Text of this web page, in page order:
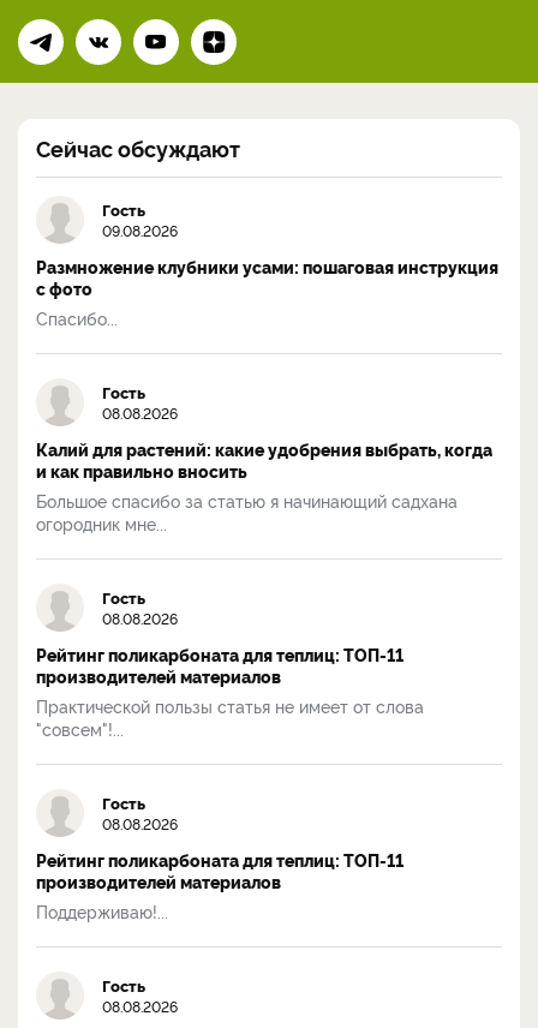
Сейчас обсуждают
Гость
09.08.2026
Размножение клубники усами: пошаговая инструкция
с фото
Спасибо...
Гость
08.08.2026
Калий для растений: какие удобрения выбрать, когда
и как правильно вносить
Большое спасибо за статью я начинающий садхана
огородник мне...
Гость
08.08.2026
Рейтинг поликарбоната для теплиц: ТОП-11
производителей материалов
Практической пользы статья не имеет от слова
"совсем"!...
Гость
08.08.2026
Рейтинг поликарбоната для теплиц: ТОП-11
производителей материалов
Поддерживаю!...
Гость
08.08.2026